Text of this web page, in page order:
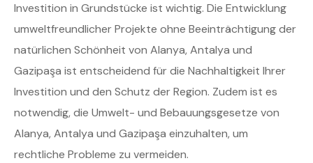
Investition in Grundstücke ist wichtig. Die Entwicklung
umweltfreundlicher Projekte ohne Beeinträchtigung der
natürlichen Schönheit von Alanya, Antalya und
Gazipaşa ist entscheidend für die Nachhaltigkeit Ihrer
Investition und den Schutz der Region. Zudem ist es
notwendig, die Umwelt- und Bebauungsgesetze von
Alanya, Antalya und Gazipaşa einzuhalten, um
rechtliche Probleme zu vermeiden.